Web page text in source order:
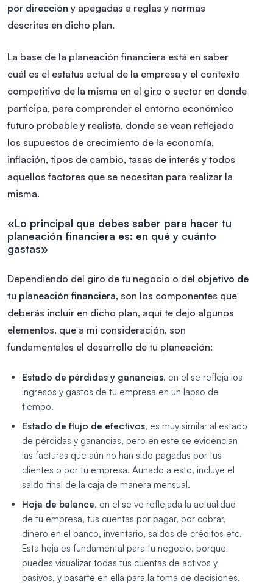
por dirección y apegadas a reglas y normas
descritas en dicho plan.
La base de la planeación financiera está en saber
cuál es el estatus actual de la empresa y el contexto
competitivo de la misma en el giro o sector en donde
participa, para comprender el entorno económico
futuro probable y realista, donde se vean reflejado
los supuestos de crecimiento de la economía,
inflación, tipos de cambio, tasas de interés y todos
aquellos factores que se necesitan para realizar la
misma.
«Lo principal que debes saber para hacer tu
planeación financiera es: en qué y cuánto
gastas»
Dependiendo del giro de tu negocio o del objetivo de
tu planeación financiera, son los componentes que
deberás incluir en dicho plan, aquí te dejo algunos
elementos, que a mi consideración, son
fundamentales el desarrollo de tu planeación:
Estado de pérdidas y ganancias, en el se refleja los
ingresos y gastos de tu empresa en un lapso de
tiempo.
Estado de flujo de efectivos, es muy similar al estado
de pérdidas y ganancias, pero en este se evidencian
las facturas que aún no han sido pagadas por tus
clientes o por tu empresa. Aunado a esto, incluye el
saldo final de la caja de manera mensual.
Hoja de balance, en el se ve reflejada la actualidad
de tu empresa, tus cuentas por pagar, por cobrar,
dinero en el banco, inventario, saldos de créditos etc.
Esta hoja es fundamental para tu negocio, porque
puedes visualizar todas tus cuentas de activos y
pasivos, y basarte en ella para la toma de decisiones.